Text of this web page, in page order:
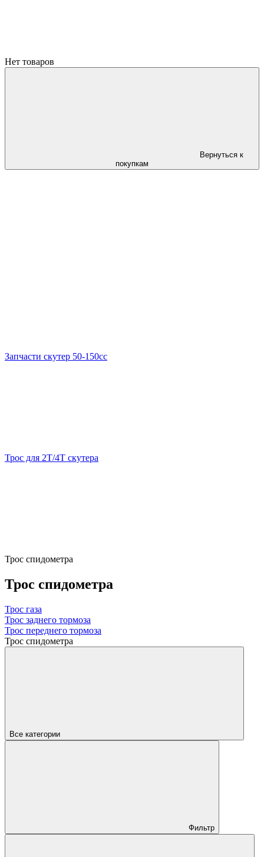
Нет товаров
Вернуться к
покупкам
Запчасти скутер 50-150cc
Трос для 2Т/4Т скутера
Трос спидометра
Трос спидометра
Трос газа
Трос заднего тормоза
Трос переднего тормоза
Трос спидометра
Все категории
Фильтр